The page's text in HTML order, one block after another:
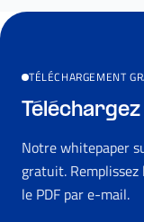
TÉLÉCHARGEMENT
Notre whitepaper
gratuit.
le PDF par e-mail.